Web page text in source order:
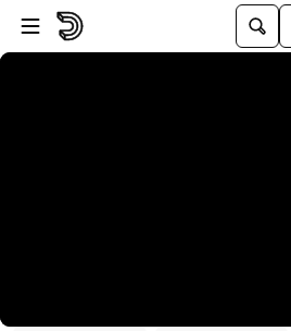
Passer au player
Passer au contenu principal